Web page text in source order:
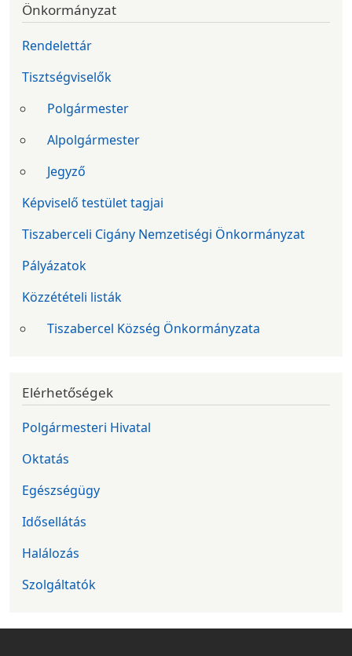
Önkormányzat
Rendelettár
Tisztségviselők
Polgármester
Alpolgármester
Jegyző
Képviselő testület tagjai
Tiszaberceli Cigány Nemzetiségi Önkormányzat
Pályázatok
Közzétételi listák
Tiszabercel Község Önkormányzata
Elérhetőségek
Polgármesteri Hivatal
Oktatás
Egészségügy
Idősellátás
Halálozás
Szolgáltatók